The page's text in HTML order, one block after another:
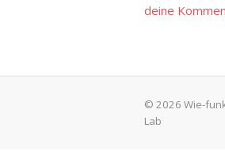
deine
© 2026 Wie-
Lab